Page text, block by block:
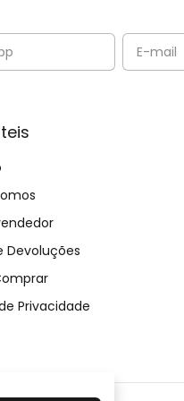
Devoluções
Privacidade